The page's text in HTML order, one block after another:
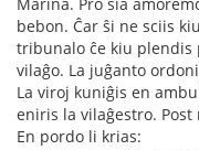
bebon. Ĉar ŝi ne sciis
tribunalo ĉe kiu plendis
vilaĝo. La juĝanto
La viroj kuniĝis en
eniris la vilaĝestro.
En pordo li krias: